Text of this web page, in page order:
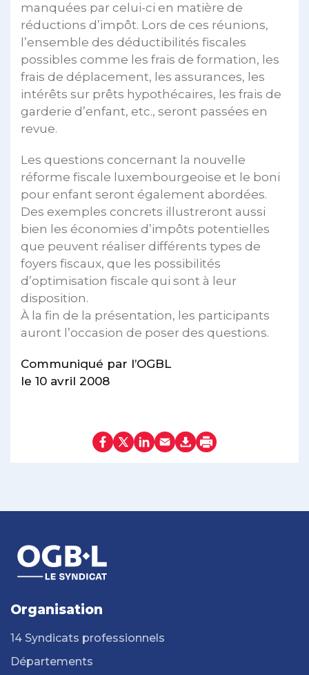
manquées par celui-ci en matière de
réductions d’impôt. Lors de ces réunions,
l’ensemble des déductibilités fiscales
possibles comme les frais de formation, les
frais de déplacement, les assurances, les
intérêts sur prêts hypothécaires, les frais de
garderie d’enfant, etc., seront passées en
revue.
Les questions concernant la nouvelle
réforme fiscale luxembourgeoise et le boni
pour enfant seront également abordées.
Des exemples concrets illustreront aussi
bien les économies d’impôts potentielles
que peuvent réaliser différents types de
foyers fiscaux, que les possibilités
d’optimisation fiscale qui sont à leur
disposition.
À la fin de la présentation, les participants
auront l’occasion de poser des questions.
Communiqué par l’OGBL
le 10 avril 2008
Organisation
14 Syndicats professionnels
Départements